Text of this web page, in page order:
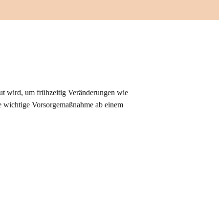
wird, um frühzeitig Veränderungen wie
wichtige Vorsorgemaßnahme ab einem